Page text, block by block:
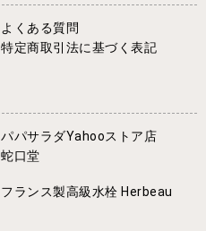
よくある質問
特定商取引法に基づく表記
パパサラダYahooストア店
蛇口堂
フランス製高級水栓 Herbeau